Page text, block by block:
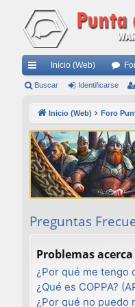
nl
rá
pi
do
Inicio (Web)
Buscar Identificarse
Inicio (Web) Foro
Preguntas
Problemas
¿Por qué me tengo
¿Qué es COPPA?
¿Por qué no puedo